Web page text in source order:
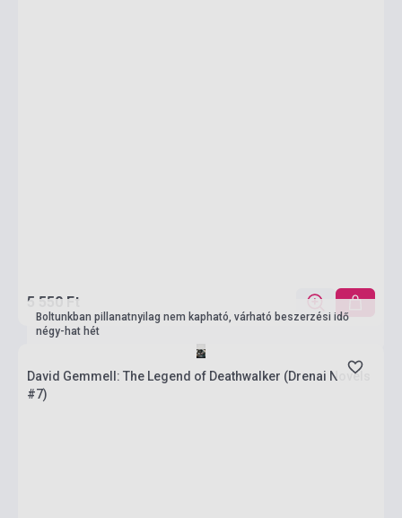
5 550 Ft
Boltunkban pillanatnyilag nem kapható, várható beszerzési idő
négy-hat hét
David Gemmell: The Legend of Deathwalker (Drenai Novels
#7)